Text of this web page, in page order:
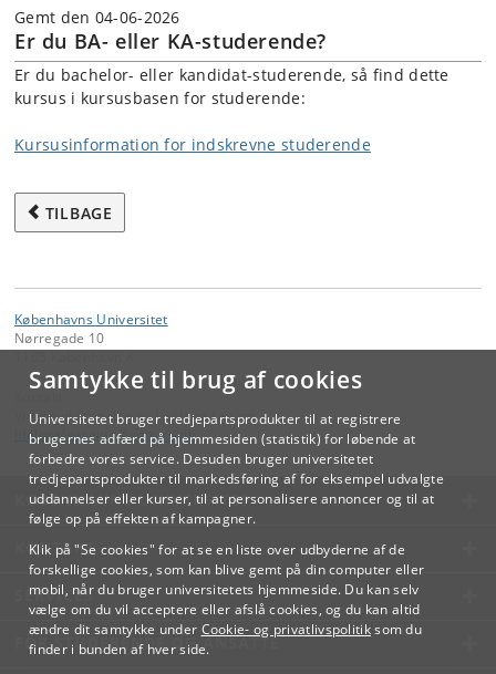
Samtykke til brug af cookies
Universitetet bruger tredjepartsprodukter til at registrere
brugernes adfærd på hjemmesiden (statistik) for løbende at
forbedre vores service. Desuden bruger universitetet
tredjepartsprodukter til markedsføring af for eksempel udvalgte
uddannelser eller kurser, til at personalisere annoncer og til at
følge op på effekten af kampagner.
Klik på "Se cookies" for at se en liste over udbyderne af de
forskellige cookies, som kan blive gemt på din computer eller
mobil, når du bruger universitetets hjemmeside. Du kan selv
vælge om du vil acceptere eller afslå cookies, og du kan altid
ændre dit samtykke under Cookie- og privatlivspolitiksom du
finder i bunden af hver side.
Gemt den 04-06-2026
Er du BA- eller KA-studerende?
Er du bachelor- eller kandidat-studerende, så find dette
kursus i kursusbasen for studerende:
Kursusinformation for indskrevne studerende
TILBAGE
Københavns Universitet
Nørregade 10
Videreuddannelse og Livslang Læring
lifelonglearning@adm.ku.dk
KØBENHAVNS UNIVERSITET
KONTAKT
SERVICES
FOR STUDERENDE OG ANSATTE